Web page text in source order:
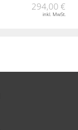
294,00 €
inkl. MwSt.